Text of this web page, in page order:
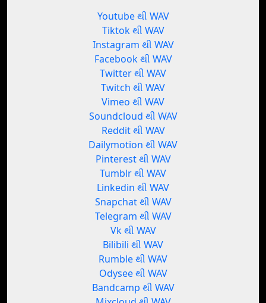
Youtube થી WAV
Tiktok થી WAV
Instagram થી WAV
Facebook થી WAV
Twitter થી WAV
Twitch થી WAV
Vimeo થી WAV
Soundcloud થી WAV
Reddit થી WAV
Dailymotion થી WAV
Pinterest થી WAV
Tumblr થી WAV
Linkedin થી WAV
Snapchat થી WAV
Telegram થી WAV
Vk થી WAV
Bilibili થી WAV
Rumble થી WAV
Odysee થી WAV
Bandcamp થી WAV